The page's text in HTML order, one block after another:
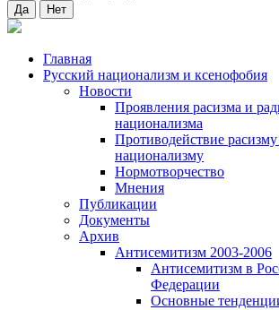
Да Нет
Главная
Русский национализм и ксенофобия
Новости
Проявления расизма и
национализма
Противодействие
национализму
Нормотворчество
Мнения
Публикации
Документы
Архив
Антисемитизм 2003-2006
Антисемитизм в
Федерации
Основные